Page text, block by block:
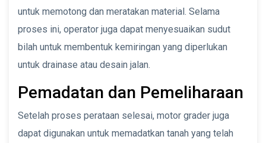
untuk memotong dan meratakan material. Selama
proses ini, operator juga dapat menyesuaikan sudut
bilah untuk membentuk kemiringan yang diperlukan
untuk drainase atau desain jalan.
Pemadatan dan Pemeliharaan
Setelah proses perataan selesai, motor grader juga
dapat digunakan untuk memadatkan tanah yang telah